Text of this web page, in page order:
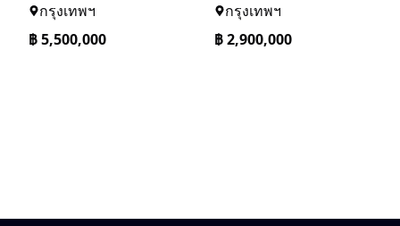
กรุงเทพฯ
฿5,500,000
กรุงเทพฯ
฿2,900,000